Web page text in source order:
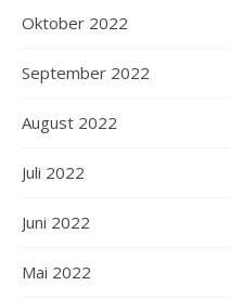
Oktober 2022
September 2022
August 2022
Juli 2022
Juni 2022
Mai 2022